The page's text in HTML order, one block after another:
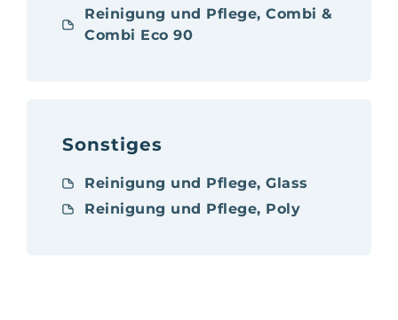
Reinigung und Pflege, Combi &
Combi Eco 90
Sonstiges
Reinigung und Pflege, Glass
Reinigung und Pflege, Poly